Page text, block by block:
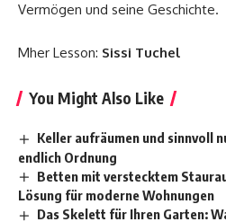
Vermögen und seine Geschichte.
Mher Lesson: Sissi Tuchel
You Might Also Like
Keller aufräumen und sinnvoll
endlich Ordnung
Betten mit verstecktem
Lösung für moderne Wohnungen
Das Skelett für Ihren Garten: